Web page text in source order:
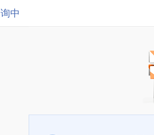
中